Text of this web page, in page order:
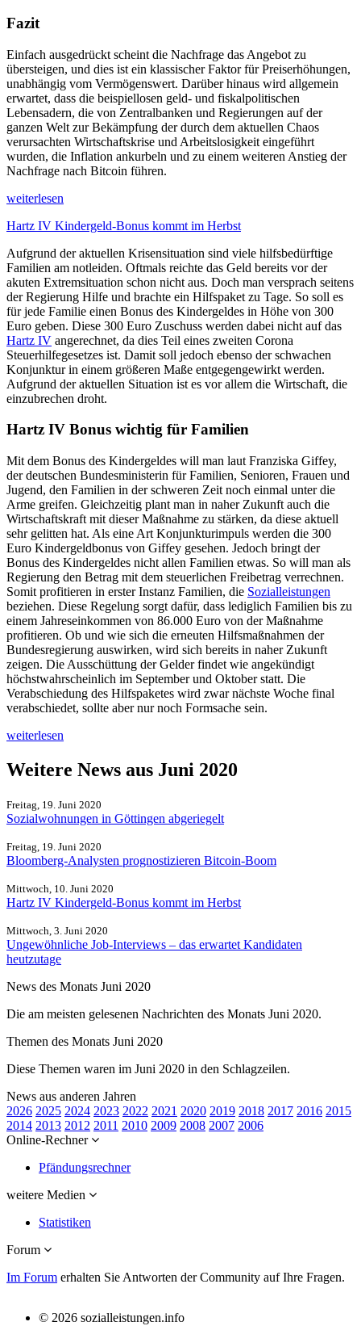
Fazit
Einfach ausgedrückt scheint die Nachfrage das Angebot zu
übersteigen, und dies ist ein klassischer Faktor für Preiserhöhungen,
unabhängig vom Vermögenswert. Darüber hinaus wird allgemein
erwartet, dass die beispiellosen geld- und fiskalpolitischen
Lebensadern, die von Zentralbanken und Regierungen auf der
ganzen Welt zur Bekämpfung der durch dem aktuellen Chaos
verursachten Wirtschaftskrise und Arbeitslosigkeit eingeführt
wurden, die Inflation ankurbeln und zu einem weiteren Anstieg der
Nachfrage nach Bitcoin führen.
weiterlesen
Hartz IV Kindergeld-Bonus kommt im Herbst
Aufgrund der aktuellen Krisensituation sind viele hilfsbedürftige
Familien am notleiden. Oftmals reichte das Geld bereits vor der
akuten Extremsituation schon nicht aus. Doch man versprach seitens
der Regierung Hilfe und brachte ein Hilfspaket zu Tage. So soll es
für jede Familie einen Bonus des Kindergeldes in Höhe von 300
Euro geben. Diese 300 Euro Zuschuss werden dabei nicht auf das
Hartz IV angerechnet, da dies Teil eines zweiten Corona
Steuerhilfegesetzes ist. Damit soll jedoch ebenso der schwachen
Konjunktur in einem größeren Maße entgegengewirkt werden.
Aufgrund der aktuellen Situation ist es vor allem die Wirtschaft, die
einzubrechen droht.
Hartz IV Bonus wichtig für Familien
Mit dem Bonus des Kindergeldes will man laut Franziska Giffey,
der deutschen Bundesministerin für Familien, Senioren, Frauen und
Jugend, den Familien in der schweren Zeit noch einmal unter die
Arme greifen. Gleichzeitig plant man in naher Zukunft auch die
Wirtschaftskraft mit dieser Maßnahme zu stärken, da diese aktuell
sehr gelitten hat. Als eine Art Konjunkturimpuls werden die 300
Euro Kindergeldbonus von Giffey gesehen. Jedoch bringt der
Bonus des Kindergeldes nicht allen Familien etwas. So will man als
Regierung den Betrag mit dem steuerlichen Freibetrag verrechnen.
Somit profitieren in erster Instanz Familien, die Sozialleistungen
beziehen. Diese Regelung sorgt dafür, dass lediglich Familien bis zu
einem Jahreseinkommen von 86.000 Euro von der Maßnahme
profitieren. Ob und wie sich die erneuten Hilfsmaßnahmen der
Bundesregierung auswirken, wird sich bereits in naher Zukunft
zeigen. Die Ausschüttung der Gelder findet wie angekündigt
höchstwahrscheinlich im September und Oktober statt. Die
Verabschiedung des Hilfspaketes wird zwar nächste Woche final
verabschiedet, sollte aber nur noch Formsache sein.
weiterlesen
Weitere News aus Juni 2020
Freitag, 19. Juni 2020
Sozialwohnungen in Göttingen abgeriegelt
Freitag, 19. Juni 2020
Bloomberg-Analysten prognostizieren Bitcoin-Boom
Mittwoch, 10. Juni 2020
Hartz IV Kindergeld-Bonus kommt im Herbst
Mittwoch, 3. Juni 2020
Ungewöhnliche Job-Interviews – das erwartet Kandidaten
heutzutage
News des Monats Juni 2020
Die am meisten gelesenen Nachrichten des Monats Juni 2020.
Themen des Monats Juni 2020
Diese Themen waren im Juni 2020 in den Schlagzeilen.
News aus anderen Jahren
2026 2025 2024 2023 2022 2021 2020 2019 2018 2017 2016 2015
2014 2013 2012 2011 2010 2009 2008 2007 2006
Online-Rechner
Pfändungsrechner
weitere Medien
Statistiken
Forum
Im Forum erhalten Sie Antworten der Community auf Ihre Fragen.
© 2026 sozialleistungen.info